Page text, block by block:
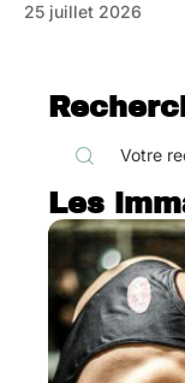
25 juillet 2026
Les